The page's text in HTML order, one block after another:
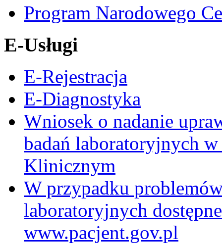
Program Narodowego
E-Usługi
E-Rejestracja
E-Diagnostyka
Wniosek o nadanie
badań laboratoryjnych
Klinicznym
W przypadku
laboratoryjnych
www.pacjent.gov.pl